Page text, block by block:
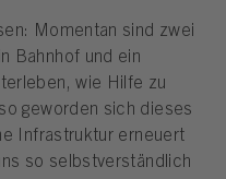
Momentan sind zwei
Bahnhof und ein
wie Hilfe zu
geworden sich dieses
Infrastruktur erneuert
so selbstverständlich